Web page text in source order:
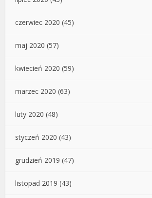
czerwiec 2020 (45)
maj 2020 (57)
kwiecień 2020 (59)
marzec 2020 (63)
luty 2020 (48)
styczeń 2020 (43)
grudzień 2019 (47)
listopad 2019 (43)